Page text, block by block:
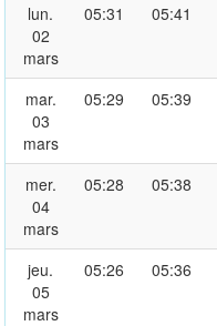
lun.
02
mars
05:31 05:41
mar.
03
mars
05:29 05:39
mer.
04
mars
05:28 05:38
jeu.
05
mars
05:26 05:36